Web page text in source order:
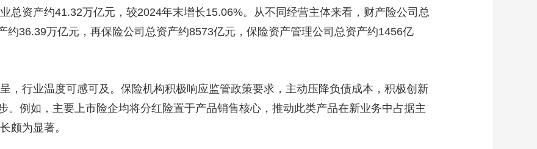
央博 非遗 文化 旅游 健康 阅读 艺术 汽车 数智 5G 产业+
超级工厂 智敬中国 全民健康 颜选攻略 海洋 时尚 天气 才艺 网展 央央好物
热播榜 总台企业白名单
资产约41.32万亿元，较2024年末增长15.06%。从不同经营主体来看，财产险公司总
约36.39万亿元，再保险公司总资产约8573亿元，保险资产管理公司总资产约1456亿
行业温度可感可及。保险机构积极响应监管政策要求，主动压降负债成本，积极创新
。例如，主要上市险企均将分红险置于产品销售核心，推动此类产品在新业务中占据主
颇为显著。